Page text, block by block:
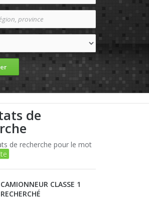
de
de recherche pour le mot
CAMIONNEUR CLASSE 1
RECHERCHÉ